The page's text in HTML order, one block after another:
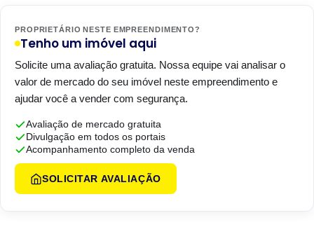
PROPRIETÁRIO NESTE EMPREENDIMENTO?
Tenho um imóvel aqui
Solicite uma avaliação gratuita. Nossa equipe vai analisar o
valor de mercado do seu imóvel neste empreendimento e
ajudar você a vender com segurança.
Avaliação de mercado gratuita
Divulgação em todos os portais
Acompanhamento completo da venda
SOLICITAR AVALIAÇÃO